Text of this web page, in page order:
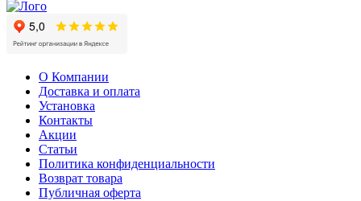
О Компании
Доставка и оплата
Установка
Контакты
Акции
Статьи
Политика конфиденциальности
Возврат товара
Публичная оферта